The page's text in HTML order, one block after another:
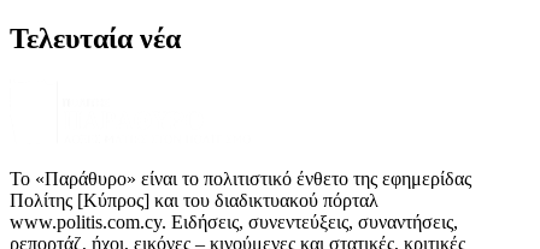
Τελευταία νέα
Το «Παράθυρο» είναι το πολιτιστικό ένθετο της εφημερίδας
Πολίτης [Κύπρος] και του διαδικτυακού πόρταλ
www.politis.com.cy. Ειδήσεις, συνεντεύξεις, συναντήσεις,
ρεπορτάζ, ήχοι, εικόνες – κινούμενες και στατικές, κριτικές